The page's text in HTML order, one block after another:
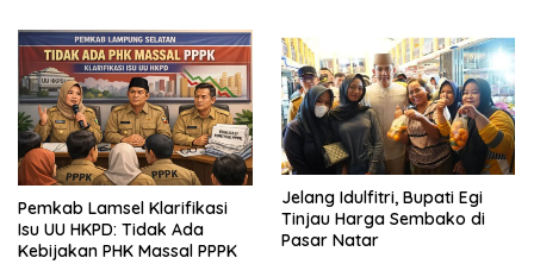
Pemkab Lamsel Klarifikasi
Isu UU HKPD: Tidak Ada
Kebijakan PHK Massal PPPK
Jelang Idulfitri, Bupati Egi
Tinjau Harga Sembako di
Pasar Natar